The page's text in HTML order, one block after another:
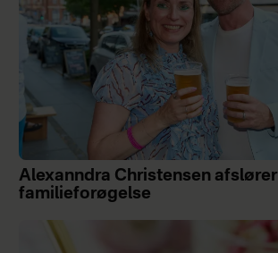
Alexanndra Christensen afslører
familieforøgelse